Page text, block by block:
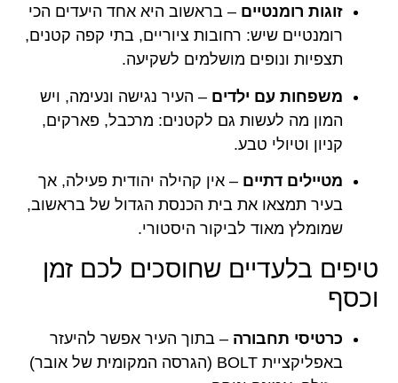
זוגות רומנטיים – בראשוב היא אחד היעדים הכי
רומנטיים שיש: רחובות ציוריים, בתי קפה קטנים,
תצפיות ונופים מושלמים לשקיעה.
משפחות עם ילדים – העיר נגישה ונעימה, ויש
המון מה לעשות גם לקטנים: מרכבל, פארקים,
קניון וטיולי טבע.
מטיילים דתיים – אין קהילה יהודית פעילה, אך
בעיר תמצאו את בית הכנסת הגדול של בראשוב,
שמומלץ מאוד לביקור היסטורי.
טיפים בלעדיים שחוסכים לכם זמן
וכסף
כרטיסי תחבורה – בתוך העיר אפשר להיעזר
באפליקציית BOLT (הגרסה המקומית של אובר)